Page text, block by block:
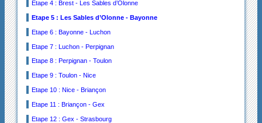
Etape 4 : Brest - Les Sables d’Olonne
Etape 5 : Les Sables d’Olonne - Bayonne
Etape 6 : Bayonne - Luchon
Etape 7 : Luchon - Perpignan
Etape 8 : Perpignan - Toulon
Etape 9 : Toulon - Nice
Etape 10 : Nice - Briançon
Etape 11 : Briançon - Gex
Etape 12 : Gex - Strasbourg